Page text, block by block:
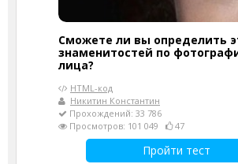
Сможете ли вы определить
знаменитостей по
лица?
HTML-код
Никитин Константин
Прохождений: 33 786
Просмотров: 101 049
47
Пройти тест